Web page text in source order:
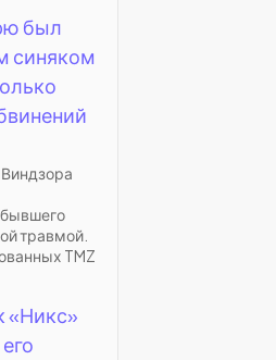
был
синяком
травмой.
TMZ